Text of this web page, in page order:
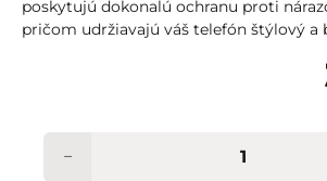
poskytujú dokonalú ochranu proti
pričom udržiavajú váš telefón štýlový a
−